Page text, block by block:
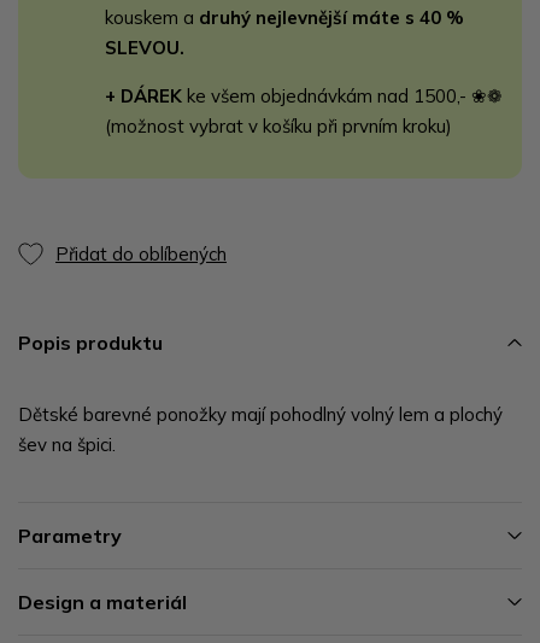
kouskem a druhý nejlevnější máte s 40 %
SLEVOU.
+ DÁREK ke všem objednávkám nad 1500,- ❀❁
(možnost vybrat v košíku při prvním kroku)
Přidat do oblíbených
Popis produktu
Dětské barevné ponožky mají pohodlný volný lem a plochý
šev na špici.
Parametry
Design a materiál